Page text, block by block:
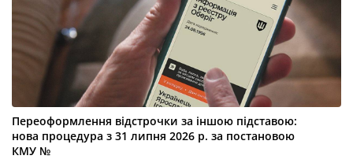
Переоформлення відстрочки за іншою підставою:
нова процедура з 31 липня 2026 р. за постановою
КМУ №